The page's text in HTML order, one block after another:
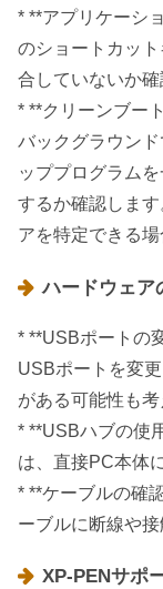
* **アプリケーシ
のショートカッ
合していないか確
* **クリーンブー
バックグラウン
ッププログラム
するか確認しま
アを特定できる場
ハードウェア
* **USBポートの
USBポートを変
がある可能性も考
* **USBハブの使
は、直接PC本体
* **ケーブルの確
ーブルに断線や接
XP-PENサポ